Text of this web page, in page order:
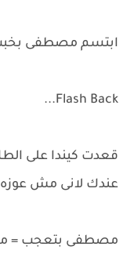
ابتسم مصطفى بخبث
Flash Back...
قعدت كيندا على
عندك لانى مش عوزه
مصطفى بتعجب =